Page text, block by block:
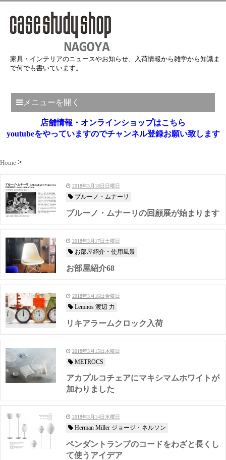
家具・インテリアのニュースやお知らせ、入荷情報から雑学から知識ま
で何でも書いています。
メニューを開く
店舗情報・オンラインショップはこちら
youtubeをやっていますのでチャンネル登録お願い致します
Home
2018年3月18日日曜日
ブルーノ・ムナーリ
ブルーノ・ムナーリの回顧展が始まります
2018年3月17日土曜日
お部屋紹介・使用風景
お部屋紹介68
2018年3月16日金曜日
Lemnos 渡辺 力
リキアラームクロック入荷
2018年3月15日木曜日
METROCS
アカプルコチェアにマキシマムホワイトが
加わりました
2018年3月14日水曜日
Herman Miller ジョージ・ネルソン
ペンダントランプのコードをわざと長くし
て使うアイデア